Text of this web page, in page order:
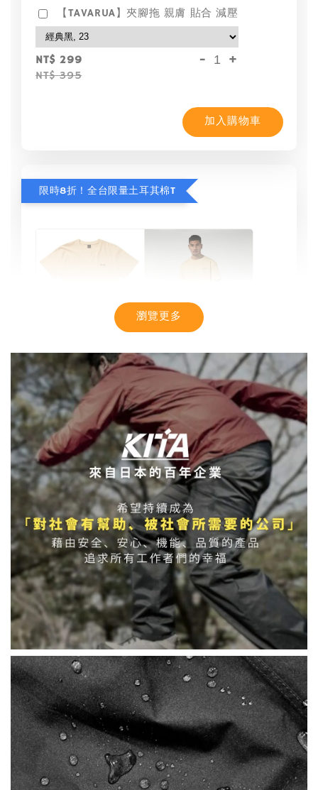
【TAVARUA】夾腳拖 親膚 貼合 減壓
NT$ 299
NT$ 395
- +
加入購物車
限時8折！全台限量土耳其棉T
【MYSTIC】潮流T恤 舒適涼感 土耳其棉
NT$ 899
NT$ 1,080
- +
加入購物車
瀏覽更多